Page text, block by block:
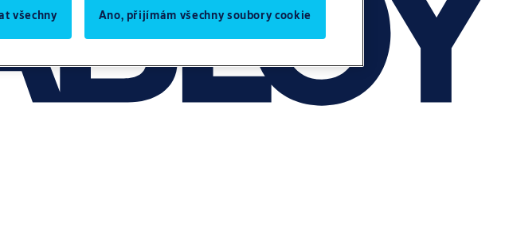
všechny Ano, přijímám všechny soubory cookie